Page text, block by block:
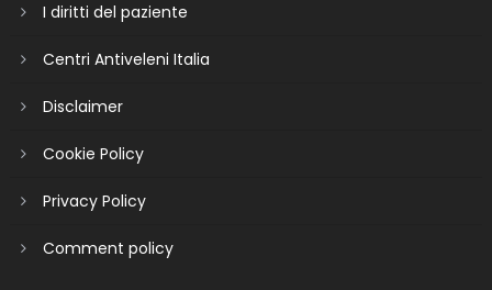
I diritti del paziente
Centri Antiveleni Italia
Disclaimer
Cookie Policy
Privacy Policy
Comment policy